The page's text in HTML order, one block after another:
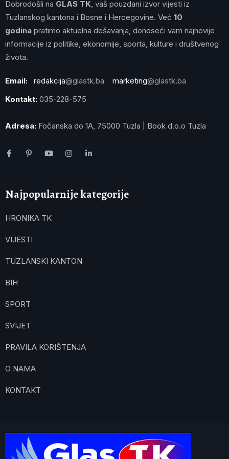
Dobrodošli na GLAS TK , vaš pouzdani izvor vijesti iz
Tuzlanskog kantona i Bosne i Hercegovine. Već 10
godina pratimo aktuelna dešavanja, donoseći vam najnovije
informacije iz politike, ekonomije, sporta, kulture i društvenog
života.
Email: redakcija@glastk.ba marketing@glastk.ba
Kontakt: 035-228-575
Adresa: Fočanska do 1A, 75000 Tuzla | Book d.o.o Tuzla
Najpopularnije kategorije
HRONIKA TK
VIJESTI
TUZLANSKI KANTON
BIH
SPORT
SVIJET
PRAVILA KORIŠTENJA
O NAMA
KONTAKT